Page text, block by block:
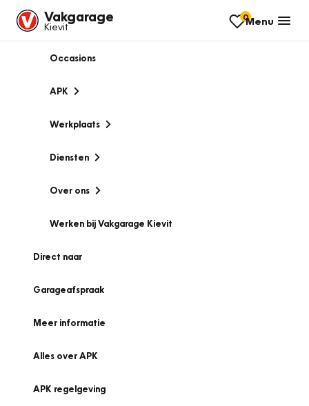
Vakgarage
Kievit
0Menu
Occasions
APK
Werkplaats
Diensten
Over ons
Werken bij Vakgarage Kievit
Direct naar
Garageafspraak
Meer informatie
Alles over APK
APK regelgeving